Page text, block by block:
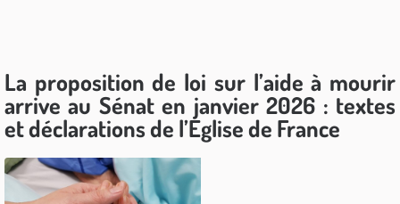
La proposition de loi sur l’aide à mourir
arrive au Sénat en janvier 2026 : textes
et déclarations de l’Eglise de France